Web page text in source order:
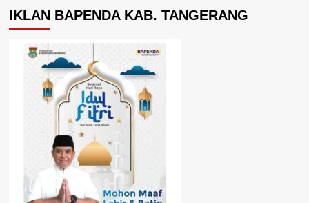
IKLAN BAPENDA KAB. TANGERANG